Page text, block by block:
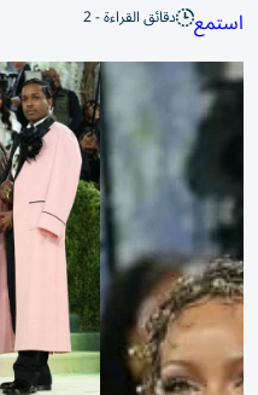
استمع دقائق القراءة - 2